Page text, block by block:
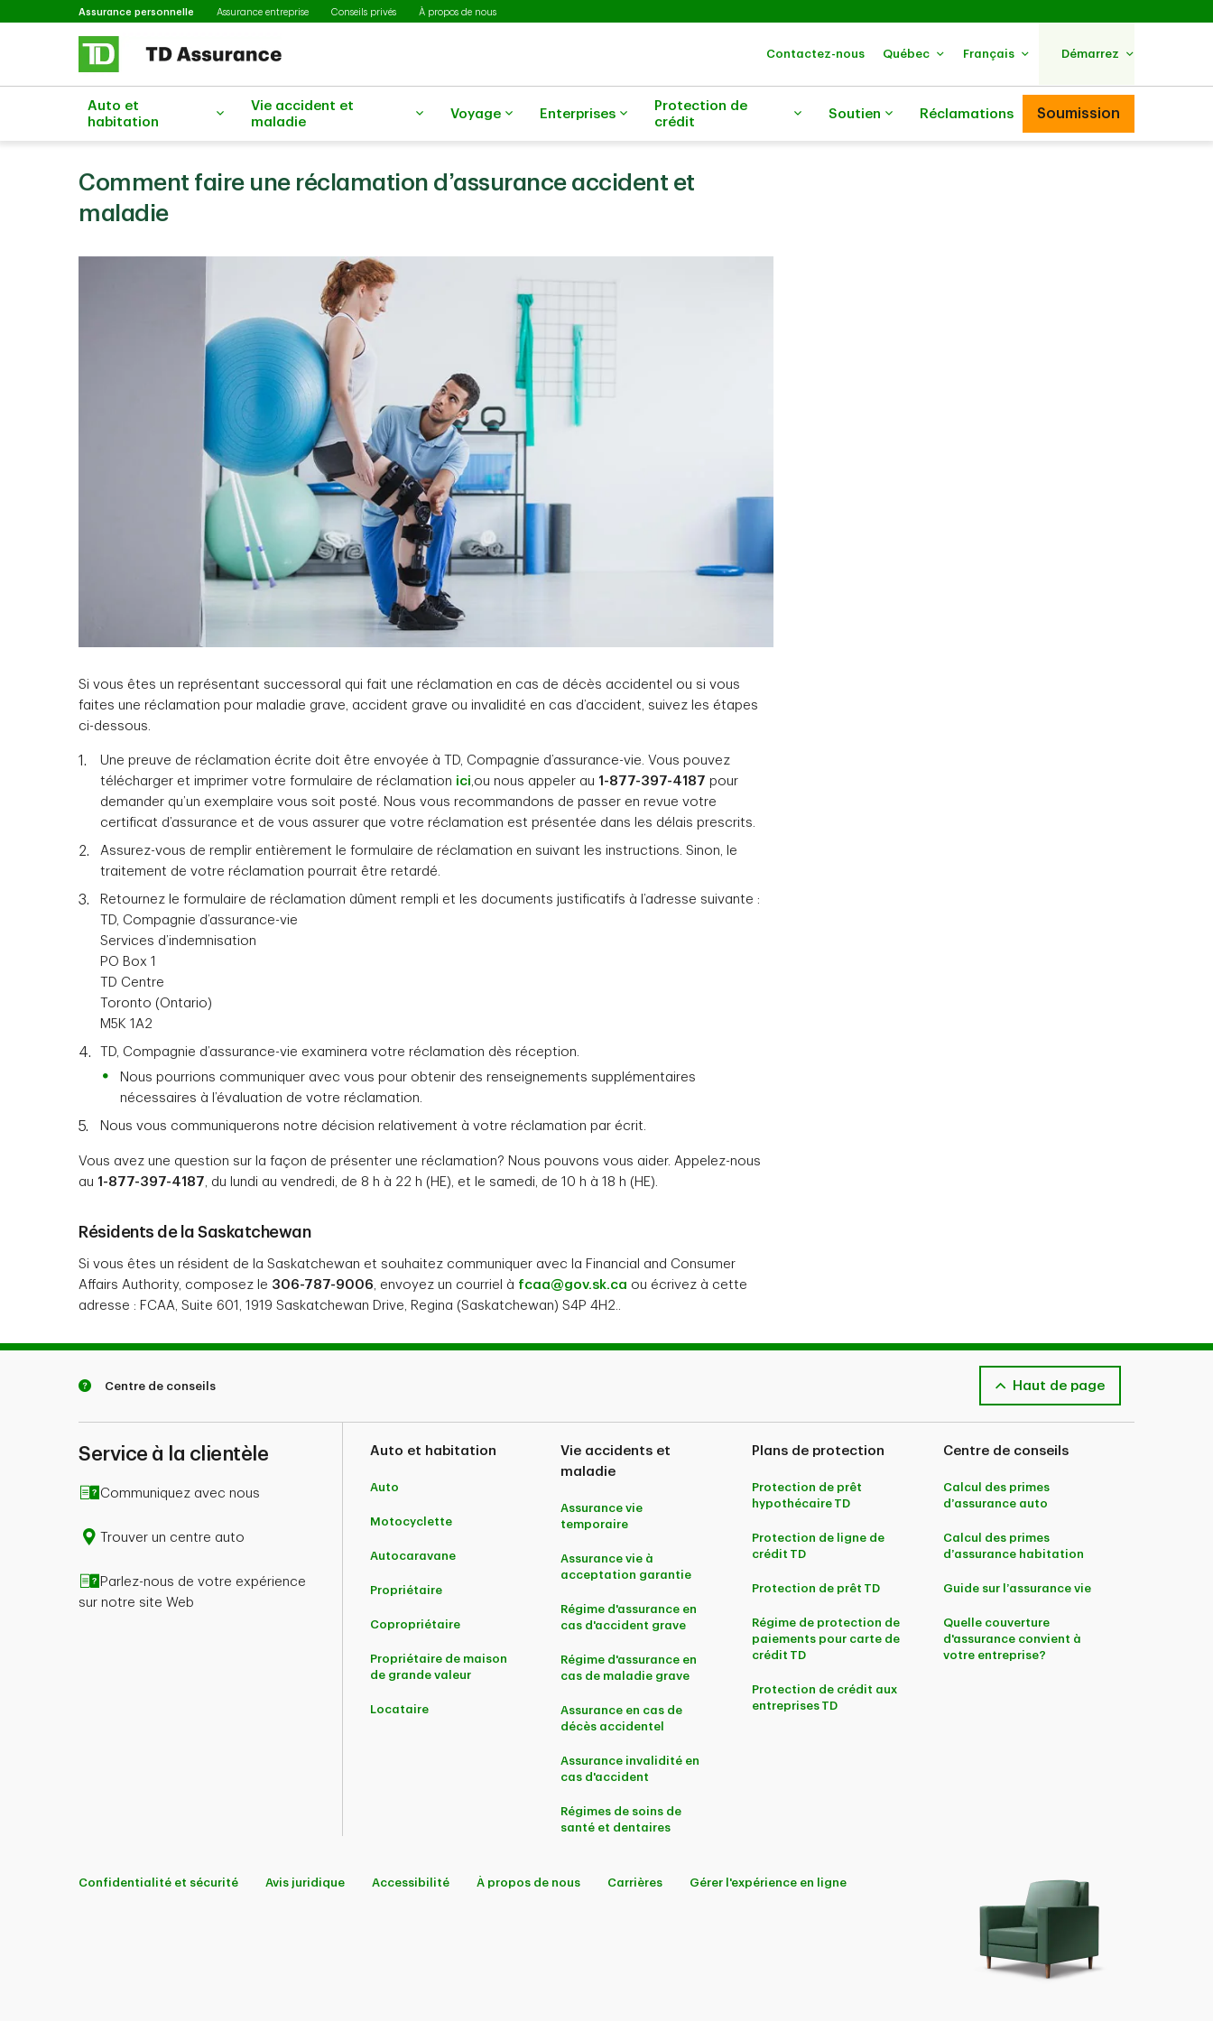
Passer au contenu principal
Assurance personnelle Sélectionné
Assurance entreprise Conseils privés À propos de nous
Contactez-nous Québec Français Démarrez
Auto et
habitation
Vie accident et
maladie
Voyage Enterprises
Protection de
crédit
Soutien Réclamations Soumission
Comment faire une réclamation d’assurance accident et
maladie
Si vous êtes un représentant successoral qui fait une réclamation en cas de décès accidentel ou si vous
faites une réclamation pour maladie grave, accident grave ou invalidité en cas d’accident, suivez les étapes
ci-dessous.
Une preuve de réclamation écrite doit être envoyée à TD, Compagnie d’assurance-vie. Vous pouvez
télécharger et imprimer votre formulaire de réclamation ici ,ou nous appeler au 1-877-397-4187 pour
demander qu’un exemplaire vous soit posté. Nous vous recommandons de passer en revue votre
certificat d’assurance et de vous assurer que votre réclamation est présentée dans les délais prescrits.
Assurez-vous de remplir entièrement le formulaire de réclamation en suivant les instructions. Sinon, le
traitement de votre réclamation pourrait être retardé.
Retournez le formulaire de réclamation dûment rempli et les documents justificatifs à l’adresse suivante :
TD, Compagnie d’assurance-vie
Services d’indemnisation
PO Box 1
TD Centre
Toronto (Ontario)
M5K 1A2
TD, Compagnie d’assurance-vie examinera votre réclamation dès réception.
Nous pourrions communiquer avec vous pour obtenir des renseignements supplémentaires
nécessaires à l’évaluation de votre réclamation.
Nous vous communiquerons notre décision relativement à votre réclamation par écrit.
Vous avez une question sur la façon de présenter une réclamation? Nous pouvons vous aider. Appelez-nous
au 1-877-397-4187 , du lundi au vendredi, de 8 h à 22 h (HE), et le samedi, de 10 h à 18 h (HE).
Résidents de la Saskatchewan
Si vous êtes un résident de la Saskatchewan et souhaitez communiquer avec la Financial and Consumer
Affairs Authority, composez le 306-787-9006 , envoyez un courriel à fcaa@gov.sk.ca ou écrivez à cette
adresse : FCAA, Suite 601, 1919 Saskatchewan Drive, Regina (Saskatchewan) S4P 4H2..
Centre de conseils Haut de page
Service à la clientèle
Communiquez avec nous
Trouver un centre auto
Parlez-nous de votre expérience
sur notre site Web
Auto et habitation
Auto
Motocyclette
Autocaravane
Propriétaire
Copropriétaire
Propriétaire de maison
de grande valeur
Locataire
Vie accidents et
maladie
Assurance vie
temporaire
Assurance vie à
acceptation garantie
Régime d'assurance en
cas d'accident grave
Régime d'assurance en
cas de maladie grave
Assurance en cas de
décès accidentel
Assurance invalidité en
cas d'accident
Régimes de soins de
santé et dentaires
Plans de protection
Protection de prêt
hypothécaire TD
Protection de ligne de
crédit TD
Protection de prêt TD
Régime de protection de
paiements pour carte de
crédit TD
Protection de crédit aux
entreprises TD
Centre de conseils
Calcul des primes
d’assurance auto
Calcul des primes
d’assurance habitation
Guide sur l’assurance vie
Quelle couverture
d'assurance convient à
votre entreprise?
Confidentialité et sécurité Avis juridique Accessibilité À propos de nous Carrières Gérer l'expérience en ligne